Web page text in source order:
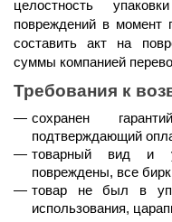
целостность
повреждений в момент
составить акт на
суммы компанией
Требования к
сохранен
подтверждающий
товарный вид и
повреждены, все
товар не был в
использования,